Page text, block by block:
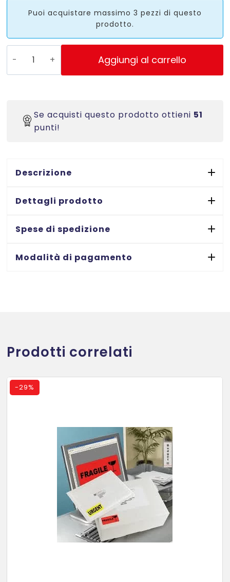
era:Puoi acquistare massimo 3 pezzi di questo
prodotto.
LP4FR-
fluorescente
con
Laser/Inkjet/Copiatrici
70x36
ff
Aggiungi al carrello
Se acquisti questo prodotto ottieni 51
punti!
Descrizione
Dettagli prodotto
Spese di spedizione
Modalità di pagamento
Prodotti correlati
-29%